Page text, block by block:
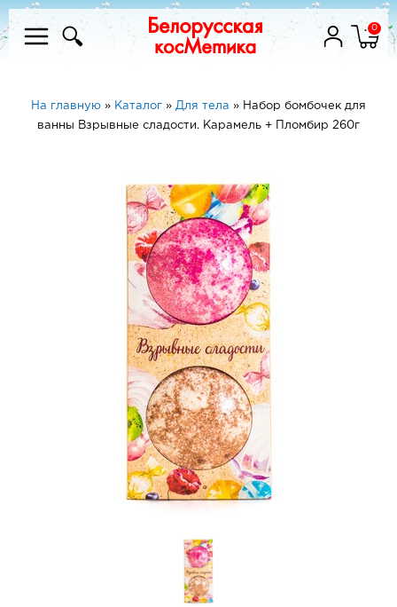
0
На главную » Каталог » Для тела » Набор бомбочек для
ванны Взрывные сладости. Карамель + Пломбир 260г